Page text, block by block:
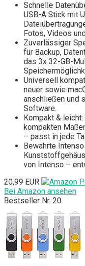
Schnelle
USB-A Stick mit
Fotos, Videos
Zuverlässiger
für Backup,
das 3x 32-GB-
Universell
neuer sowie
anschließen und
Software.
Kompakt &
kompakten
– passt in jede
Bewährte
von Intenso –
20,99 EUR
Bei Amazon ansehen
Bestseller Nr. 20